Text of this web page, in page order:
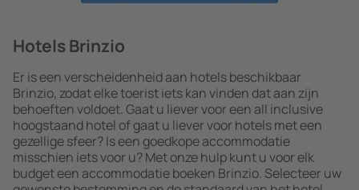
Hotels Brinzio
Er is een verscheidenheid aan hotels beschikbaar
Brinzio, zodat elke toerist iets kan vinden dat aan zijn
behoeften voldoet. Gaat u liever voor een all inclusive
hoogstaand hotel of gaat u liever voor hotels met een
gezellige sfeer? Is een goedkope accommodatie
misschien iets voor u? Met onze hulp kunt u voor elk
budget een accommodatie boeken Brinzio. Selecteer uw